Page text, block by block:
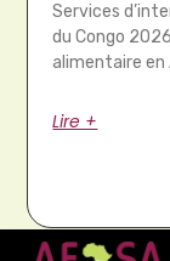
Services
du Congo
alimentaire en
Lire +